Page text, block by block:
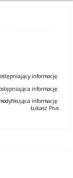
informację:
informację:
informację:
Łukasz Prus